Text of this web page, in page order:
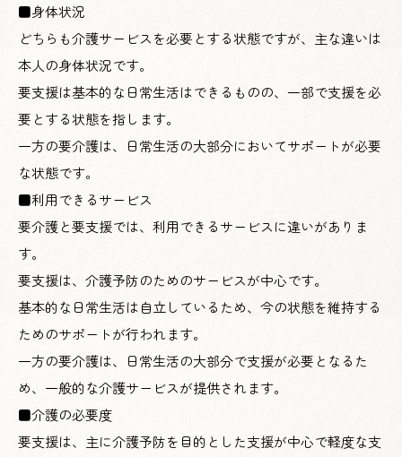
■身体状況
どちらも介護サービスを必要とする状態ですが、主な違いは
本人の身体状況です。
要支援は基本的な日常生活はできるものの、一部で支援を必
要とする状態を指します。
一方の要介護は、日常生活の大部分においてサポートが必要
な状態です。
■利用できるサービス
要介護と要支援では、利用できるサービスに違いがありま
す。
要支援は、介護予防のためのサービスが中心です。
基本的な日常生活は自立しているため、今の状態を維持する
ためのサポートが行われます。
一方の要介護は、日常生活の大部分で支援が必要となるた
め、一般的な介護サービスが提供されます。
■介護の必要度
要支援は、主に介護予防を目的とした支援が中心で軽度な支